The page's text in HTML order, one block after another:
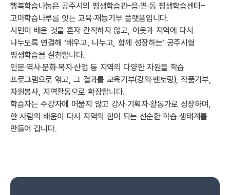
행복학습나눔은 공주시의 평생학습관–읍·면·동 평생학습센터–
고마학습나루를 잇는 교육·재능기부 플랫폼입니다.
시민이 배운 것을 혼자 간직하지 않고, 이웃과 지역에 다시
나누도록 연결해 ‘배우고, 나누고, 함께 성장하는’ 공주시형
평생학습을 실천합니다.
인문·역사·문화·복지·산업 등 지역의 다양한 자원을 학습
프로그램으로 엮고, 그 결과를 교육기부(강의·멘토링), 작품기부,
자원봉사, 지역활동으로 확장합니다.
학습자는 수강자에 머물지 않고 강사·기획자·활동가로 성장하며,
한 사람의 배움이 다시 지역의 힘이 되는 선순환 학습 생태계를
만들어 갑니다.